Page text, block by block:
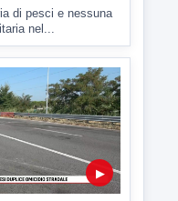
parla
di pesci e nessuna
nel...